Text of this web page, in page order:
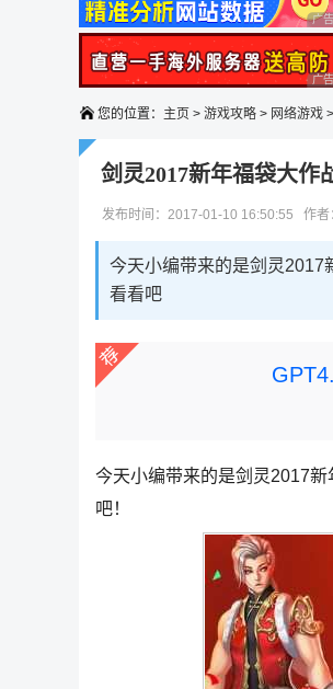
广
广
您的位置： 主页 > 游戏攻略 > 网络游戏 >
剑灵2017新年福袋大作
发布时间：2017-01-10 16:50:55 作
今天小编带来的是剑灵2017
看看吧
今天小编带来的是剑灵2017
吧！